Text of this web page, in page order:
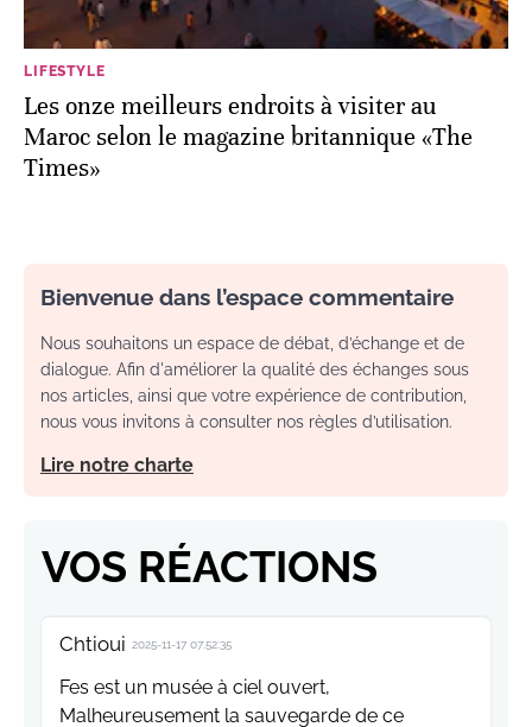
LIFESTYLE
Les onze meilleurs endroits à visiter au
Maroc selon le magazine britannique «The
Times»
Bienvenue dans l’espace commentaire
Nous souhaitons un espace de débat, d’échange et de
dialogue. Afin d'améliorer la qualité des échanges sous
nos articles, ainsi que votre expérience de contribution,
nous vous invitons à consulter nos règles d’utilisation.
Lire notre charte
VOS RÉACTIONS
Chtioui 2025-11-17 07:52:35
Fes est un musée à ciel ouvert,
Malheureusement la sauvegarde de ce